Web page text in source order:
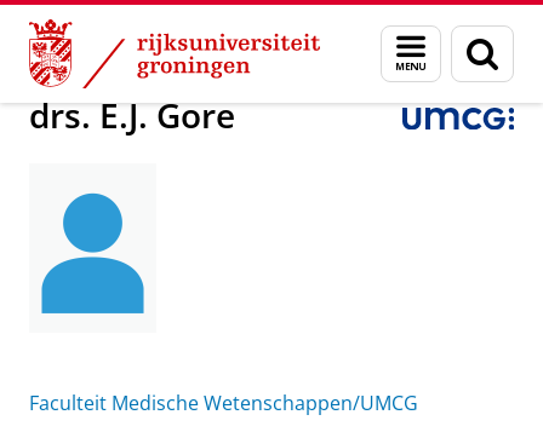
Skip
Content
Skip
Navigation
Menu
en
zoeken
Over ons drs. E.J. Gore
drs. E.J. Gore
Faculteit Medische Wetenschappen/UMCG